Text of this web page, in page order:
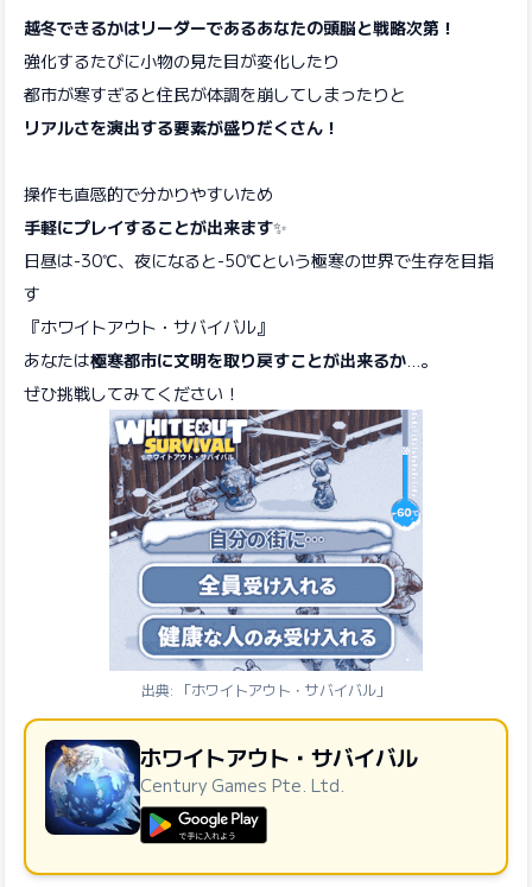
越冬できるかはリーダーであるあなたの頭脳と戦略次第！
強化するたびに小物の見た目が変化したり
都市が寒すぎると住民が体調を崩してしまったりと
リアルさを演出する要素が盛りだくさん！
操作も直感的で分かりやすいため
手軽にプレイすることが出来ます✨
日昼は-30℃、夜になると-50℃という極寒の世界で生存を目指
す
『ホワイトアウト・サバイバル』
あなたは極寒都市に文明を取り戻すことが出来るか …。
ぜひ挑戦してみてください！
出典: 「ホワイトアウト・サバイバル」
ホワイトアウト・サバイバル
Century Games Pte. Ltd.